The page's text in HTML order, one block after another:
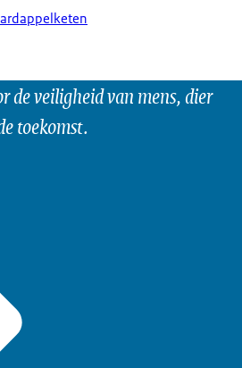
de veiligheid van mens, dier
toekomst.